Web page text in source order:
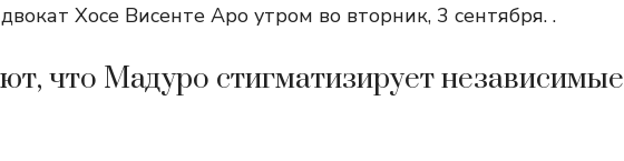
Хосе Висенте Аро утром во вторник, 3 сентября. .
что Мадуро стигматизирует независимые